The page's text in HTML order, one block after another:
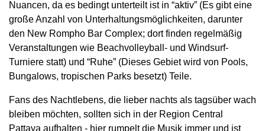
Nuancen, da es bedingt unterteilt ist in “aktiv” (Es gibt eine
große Anzahl von Unterhaltungsmöglichkeiten, darunter
den New Rompho Bar Complex; dort finden regelmäßig
Veranstaltungen wie Beachvolleyball- und Windsurf-
Turniere statt) und “Ruhe” (Dieses Gebiet wird von Pools,
Bungalows, tropischen Parks besetzt) ​​Teile.
Fans des Nachtlebens, die lieber nachts als tagsüber wach
bleiben möchten, sollten sich in der Region Central
Pattaya aufhalten - hier rumpelt die Musik immer und ist